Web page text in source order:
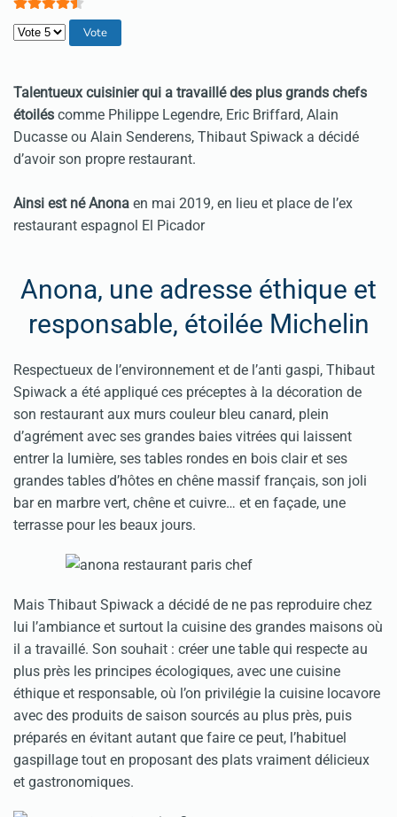
Veuillez voter
Talentueux cuisinier qui a travaillé des plus grands chefs
étoilés comme Philippe Legendre, Eric Briffard, Alain
Ducasse ou Alain Senderens, Thibaut Spiwack a décidé
d’avoir son propre restaurant.
Ainsi est né Anona en mai 2019, en lieu et place de l’ex
restaurant espagnol El Picador
Anona, une adresse éthique et
responsable, étoilée Michelin
Respectueux de l’environnement et de l’anti gaspi, Thibaut
Spiwack a été appliqué ces préceptes à la décoration de
son restaurant aux murs couleur bleu canard, plein
d’agrément avec ses grandes baies vitrées qui laissent
entrer la lumière, ses tables rondes en bois clair et ses
grandes tables d’hôtes en chêne massif français, son joli
bar en marbre vert, chêne et cuivre… et en façade, une
terrasse pour les beaux jours.
Mais Thibaut Spiwack a décidé de ne pas reproduire chez
lui l’ambiance et surtout la cuisine des grandes maisons où
il a travaillé. Son souhait : créer une table qui respecte au
plus près les principes écologiques, avec une cuisine
éthique et responsable, où l’on privilégie la cuisine locavore
avec des produits de saison sourcés au plus près, puis
préparés en évitant autant que faire ce peut, l’habituel
gaspillage tout en proposant des plats vraiment délicieux
et gastronomiques.